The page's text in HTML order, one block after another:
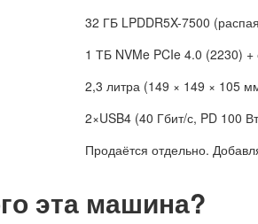
32 ГБ LPDDR5X-7500
1 ТБ NVMe PCIe 4.0 (2230) +
2,3 литра (149 × 149 × 105
2×USB4 (40 Гбит/с, PD 100
Продаётся отдельно.
эта машина?